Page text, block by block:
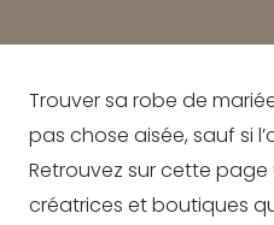
Trouver sa robe de
pas chose aisée, sauf si
Retrouvez sur cette
créatrices et boutiques